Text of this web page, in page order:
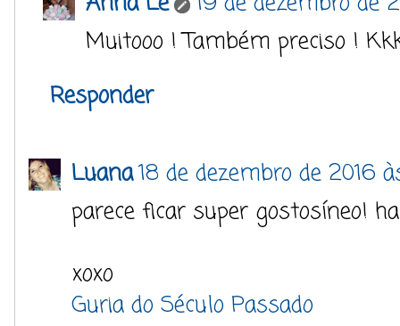
Muitooo ! Também preciso !
Responder
Luana18 de dezembro de 2016
parece ficar super gostosíneo!
xoxo
Guria do Século Passado